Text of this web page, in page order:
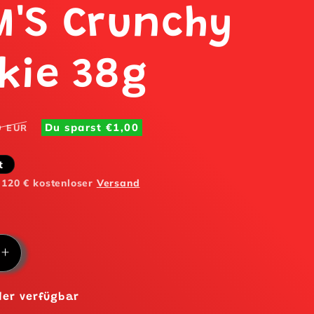
Crunchy
38g
Normaler
EUR Verkaufspreis
Du sparst €1,00
€ kostenloser Versand
Erhöhe
die
Menge
verfügbar